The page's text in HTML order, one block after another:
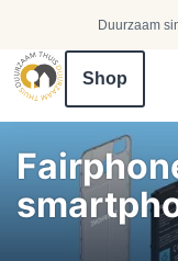
Duurzaam
Shop